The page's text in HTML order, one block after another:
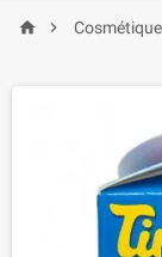
 